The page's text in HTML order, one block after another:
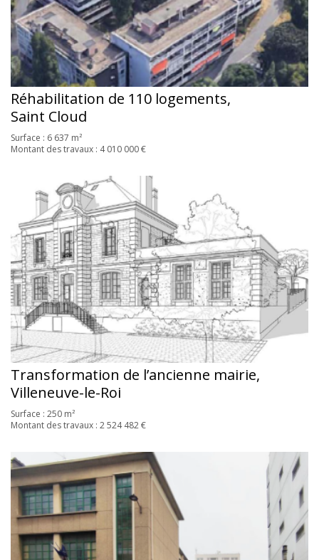
Réhabilitation de 110 logements,
Saint Cloud
Surface : 6 637 m²
Montant des travaux : 4 010 000 €
Transformation de l’ancienne mairie,
Villeneuve-le-Roi
Surface : 250 m²
Montant des travaux : 2 524 482 €